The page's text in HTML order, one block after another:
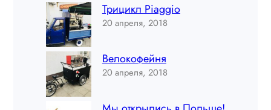
Трицикл Piaggio
20 апреля, 2018
Велокофейня
20 апреля, 2018